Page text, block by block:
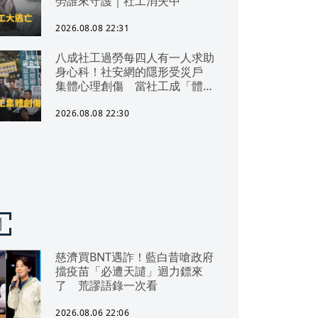
2026.08.08 22:31
八成社工過勞每四人有一人求助
身心科！社安網的隱形受災戶
集體心理創傷 當社工成「體制
無奈趨勢？耗竭殆盡下的社安網
2026.08.08 22:30
慈濟買BNT遇詐！藍白昔嗆政府
擋疫苗「必遭天譴」迴力鏢來
了 荒謬語錄一次看
2026.08.06 22:06